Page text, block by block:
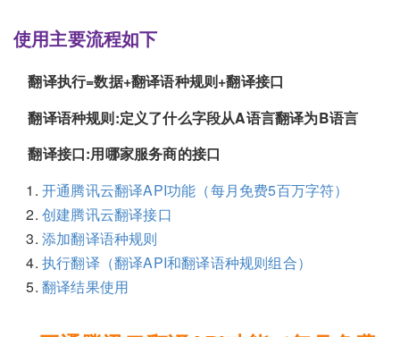
使用主要流程如下
翻译执行=数据+翻译语种规则+翻译接口
翻译语种规则:定义了什么字段从A语言翻译为B语言
翻译接口:用哪家服务商的接口
开通腾讯云翻译API功能（每月免费5百万字符）
创建腾讯云翻译接口
添加翻译语种规则
执行翻译（翻译API和翻译语种规则组合）
翻译结果使用